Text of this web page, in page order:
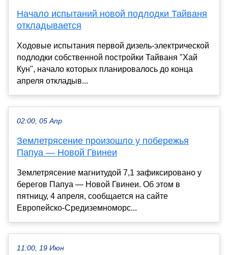
Начало испытаний новой подлодки Тайваня
откладывается
Ходовые испытания первой дизель-электрической
подлодки собственной постройки Тайваня "Хай
Кун", начало которых планировалось до конца
апреля откладыв...
02:00, 05 Апр
Землетрясение произошло у побережья
Папуа — Новой Гвинеи
Землетрясение магнитудой 7,1 зафиксировано у
берегов Папуа — Новой Гвинеи. Об этом в
пятницу, 4 апреля, сообщается на сайте
Европейско-Средиземноморс...
11:00, 19 Июн